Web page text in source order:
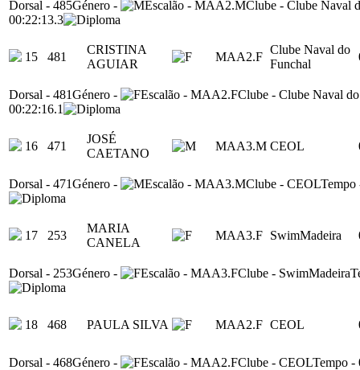
Dorsal - 485Género - Escalão - MAA2.MClube - Clube Naval
00:22:13.3
15 481
CRISTINA
AGUIAR
MAA2.F
Clube Naval do
Funchal
Dorsal - 481Género - Escalão - MAA2.FClube - Clube Naval
00:22:16.1
16 471
JOSÉ
CAETANO
MAA3.M CEOL
Dorsal - 471Género - Escalão - MAA3.MClube - CEOLTempo
17 253
MARIA
CANELA
MAA3.F SwimMadeira
Dorsal - 253Género - Escalão - MAA3.FClube - SwimMadeira
18 468 PAULA SILVA MAA2.F CEOL
Dorsal - 468Género - Escalão - MAA2.FClube - CEOLTempo -